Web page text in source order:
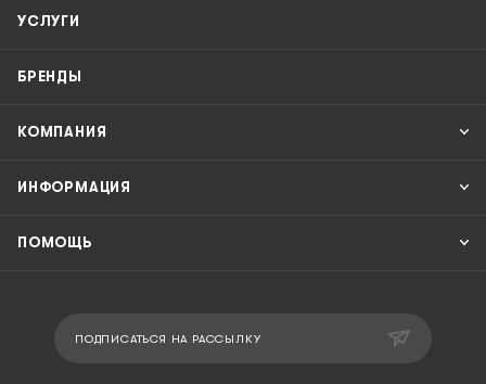
УСЛУГИ
БРЕНДЫ
КОМПАНИЯ
ИНФОРМАЦИЯ
ПОМОЩЬ
ПОДПИСАТЬСЯ НА РАССЫЛКУ